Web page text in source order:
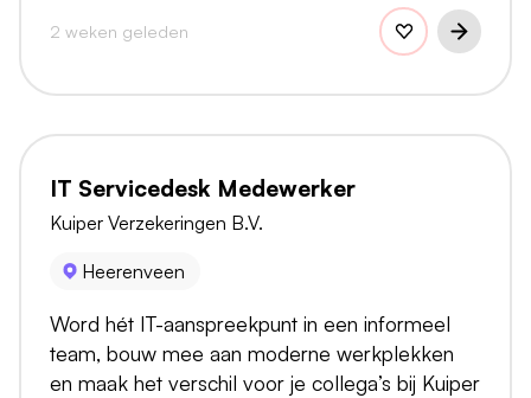
2 weken geleden
IT Servicedesk Medewerker
Kuiper Verzekeringen B.V.
Heerenveen
Word hét IT-aanspreekpunt in een informeel
team, bouw mee aan moderne werkplekken
en maak het verschil voor je collega’s bij Kuiper